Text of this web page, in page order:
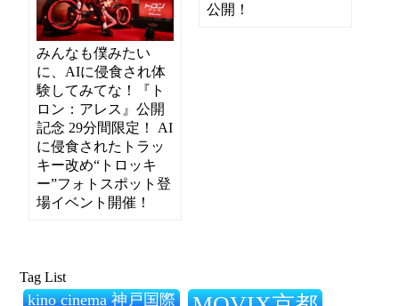
公開！
みんなも僕みたい
に、AIに侵食され体
験してみてな！『ト
ロン：アレス』公開
記念 29分間限定！ AI
に侵食されたトラッ
キー改め“トロッキ
ー”フォトスポット登
場イベント開催！
Tag List
kino cinema 神戸国際